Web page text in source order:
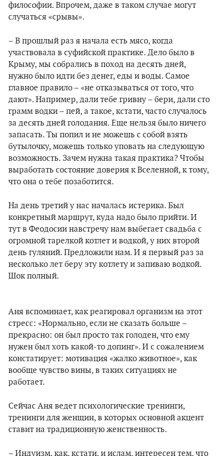
философии. Впрочем, даже в таком случае могут
случаться «срывы».
– В прошлый раз я начала есть мясо, когда
участвовала в суфийской практике. Дело было в
Крыму, мы собрались в поход на десять дней,
нужно было идти без денег, еды и воды. Самое
главное правило – «не отказываться от того, что
дают». Например, дали тебе гривну – бери, дали сто
грамм водки – пей, а такое, кстати, часто случалось
за десять дней голодания. Еще нельзя было ничего
запасать. Ты попил и не можешь с собой взять
бутылочку, можешь только уповать на следующую
возможность. Зачем нужна такая практика? Чтобы
выработать состояние доверия к Вселенной, к тому,
что она о тебе позаботится.
На день третий у нас началась истерика. Был
конкретный маршрут, куда надо было прийти. И
тут в Феодосии навстречу нам выбегает свадьба с
огромной тарелкой котлет и водкой, у них второй
день гуляний. Предложили нам. И я первый раз за
несколько лет беру эту котлету и запиваю водкой.
Шок полный.
Аня вспоминает, как реагировал организм на этот
стресс: «Нормально, если не сказать больше –
прекрасно: он был просто так голоден, что ему
нужен был хоть какой-то допинг». И с сожалением
констатирует: мотивация «жалко животное», как
вообще чувство вины, в таких ситуациях не
работает.
Сейчас Аня ведет психологические тренинги,
тренинги для женщин, в которых основной акцент
ставит на традиционную женственность.
– Индуизм, как, кстати, и ислам, интересен тем, что